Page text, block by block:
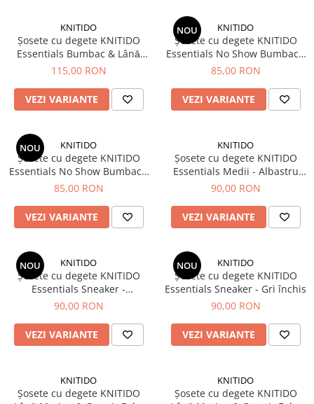
KNITIDO
Șosete cu degete KNITIDO
Essentials Bumbac & Lânǎ
Merino - Negru
115,00 RON
VEZI VARIANTE
NOU KNITIDO
Șosete cu degete KNITIDO
Essentials No Show Bumbac -
Gri albăstrui
85,00 RON
VEZI VARIANTE
NOU KNITIDO
Șosete cu degete KNITIDO
Essentials No Show Bumbac -
Negru
85,00 RON
VEZI VARIANTE
KNITIDO
Șosete cu degete KNITIDO
Essentials Medii - Albastru
opac
90,00 RON
VEZI VARIANTE
NOU KNITIDO
Șosete cu degete KNITIDO
Essentials Sneaker -
Bleumarin
90,00 RON
VEZI VARIANTE
NOU KNITIDO
Șosete cu degete KNITIDO
Essentials Sneaker - Gri închis
90,00 RON
VEZI VARIANTE
KNITIDO
Șosete cu degete KNITIDO
KNITIDO
Șosete cu degete KNITIDO